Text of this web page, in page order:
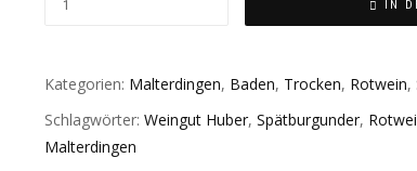
IN
Kategorien: Malterdingen, Baden, Trocken, Rotwein,
Schlagwörter: Weingut Huber, Spätburgunder,
Malterdingen